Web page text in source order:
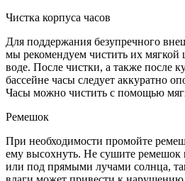
Чистка корпуса часов
Для поддержания безупречного
мы рекомендуем чистить их
воде. После чистки, а также после
бассейне часы следует аккуратно
Часы можно чистить с помощью
Ремешок
При необходимости промойте
ему высохнуть. Не сушите ремешок
или под прямыми лучами солнца,